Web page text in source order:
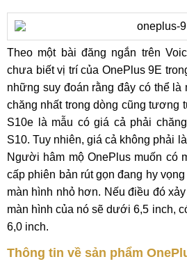
Theo một bài đăng ngắn trên
chưa biết vị trí của OnePlus 9E
những suy đoán rằng đây có thể là
chăng nhất trong dòng cũng tương
S10e là mẫu có giá cả phải
S10. Tuy nhiên, giá cả không phải
Người hâm mộ OnePlus muốn có
cấp phiên bản rút gọn đang hy
màn hình nhỏ hơn. Nếu điều đó
màn hình của nó sẽ dưới 6,5 inch,
6,0 inch.
Thông tin về sản phẩm